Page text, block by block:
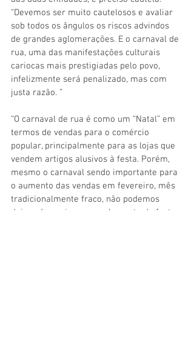
“Devemos ser muito cautelosos e avaliar
sob todos os ângulos os riscos advindos
de grandes aglomerações. E o carnaval de
rua, uma das manifestações culturais
cariocas mais prestigiadas pelo povo,
infelizmente será penalizado, mas com
justa razão. ”
“O carnaval de rua é como um “Natal” em
termos de vendas para o comércio
popular, principalmente para as lojas que
vendem artigos alusivos à festa. Porém,
mesmo o carnaval sendo importante para
o aumento das vendas em fevereiro, mês
tradicionalmente fraco, não podemos
deixar de apoiar o cancelamento da festa